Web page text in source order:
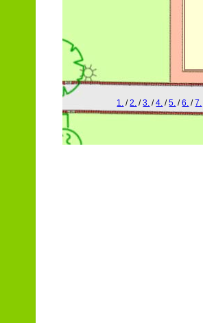
1.
/2. /3. /4. /5. /6. /7.